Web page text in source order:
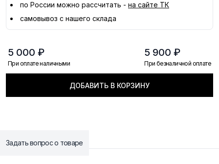
по России можно рассчитать - на сайте ТК
самовывоз с нашего склада
5 000 ₽
При оплате наличными
5 900 ₽
При безналичной оплате
ДОБАВИТЬ В КОРЗИНУ
Задать вопрос о товаре